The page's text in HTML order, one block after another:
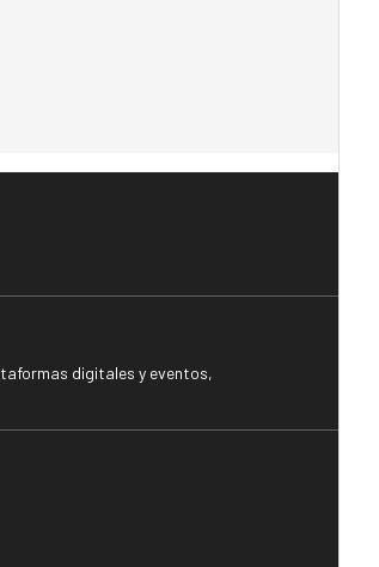
digitales y eventos,